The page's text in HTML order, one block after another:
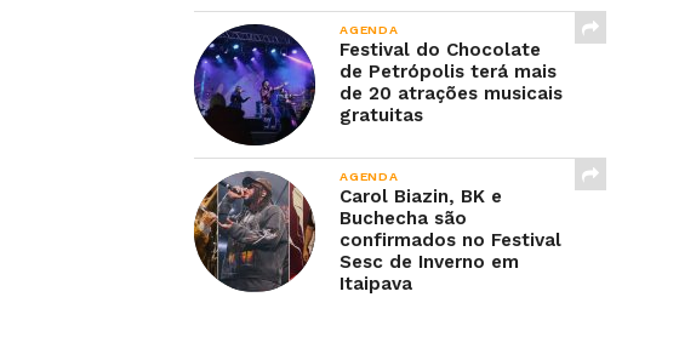
AGENDA
Festival do Chocolate
de Petrópolis terá mais
de 20 atrações musicais
gratuitas
AGENDA
Carol Biazin, BK e
Buchecha são
confirmados no Festival
Sesc de Inverno em
Itaipava